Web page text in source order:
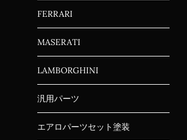
FERRARI
MASERATI
LAMBORGHINI
汎用パーツ
エアロパーツセット塗装